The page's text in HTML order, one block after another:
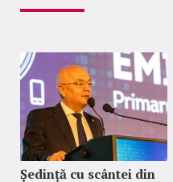
Ședință cu scântei din